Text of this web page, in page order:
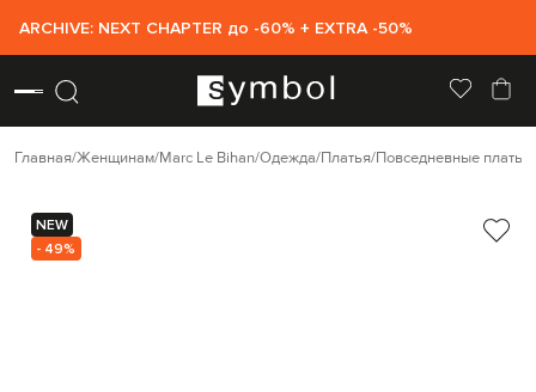
ARCHIVE: NEXT CHAPTER до -60% + EXTRA -50%
Главная Женщинам Marc Le Bihan Одежда Платья Повседневные платья
NEW
- 49%